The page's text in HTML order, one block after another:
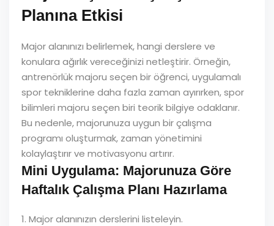
Planına Etkisi
Major alanınızı belirlemek, hangi derslere ve
konulara ağırlık vereceğinizi netleştirir. Örneğin,
antrenörlük majoru seçen bir öğrenci, uygulamalı
spor tekniklerine daha fazla zaman ayırırken, spor
bilimleri majoru seçen biri teorik bilgiye odaklanır.
Bu nedenle, majorunuza uygun bir çalışma
programı oluşturmak, zaman yönetimini
kolaylaştırır ve motivasyonu artırır.
Mini Uygulama: Majorunuza Göre
Haftalık Çalışma Planı Hazırlama
1. Major alanınızın derslerini listeleyin.